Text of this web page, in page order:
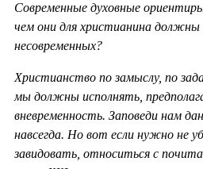
Современные духовные
чем они для христианина
несовременных?
Христианство по замыслу, по
мы должны исполнять,
вневременность. Заповеди нам
навсегда. Но вот если нужно не
завидовать, относиться с